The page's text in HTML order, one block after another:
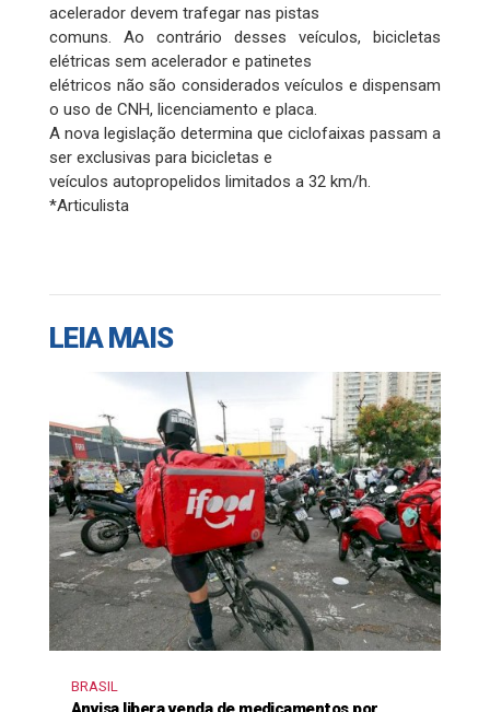
acelerador devem trafegar nas pistas
comuns. Ao contrário desses veículos, bicicletas
elétricas sem acelerador e patinetes
elétricos não são considerados veículos e dispensam
o uso de CNH, licenciamento e placa.
A nova legislação determina que ciclofaixas passam a
ser exclusivas para bicicletas e
veículos autopropelidos limitados a 32 km/h.
*Articulista
LEIA MAIS
BRASIL